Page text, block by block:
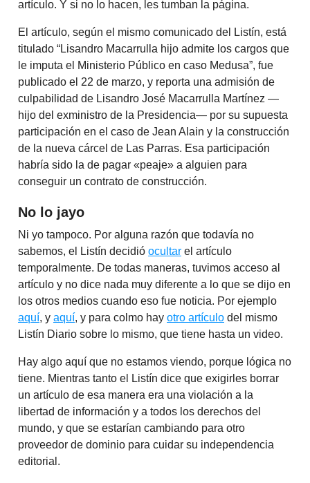
artículo. Y si no lo hacen, les tumban la página.
El artículo, según el mismo comunicado del Listín, está
titulado “Lisandro Macarrulla hijo admite los cargos que
le imputa el Ministerio Público en caso Medusa”, fue
publicado el 22 de marzo, y reporta una admisión de
culpabilidad de Lisandro José Macarrulla Martínez —
hijo del exministro de la Presidencia— por su supuesta
participación en el caso de Jean Alain y la construcción
de la nueva cárcel de Las Parras. Esa participación
habría sido la de pagar «peaje» a alguien para
conseguir un contrato de construcción.
No lo jayo
Ni yo tampoco. Por alguna razón que todavía no
sabemos, el Listín decidió ocultar el artículo
temporalmente. De todas maneras, tuvimos acceso al
artículo y no dice nada muy diferente a lo que se dijo en
los otros medios cuando eso fue noticia. Por ejemplo
aquí, y aquí, y para colmo hay otro artículo del mismo
Listín Diario sobre lo mismo, que tiene hasta un video.
Hay algo aquí que no estamos viendo, porque lógica no
tiene. Mientras tanto el Listín dice que exigirles borrar
un artículo de esa manera era una violación a la
libertad de información y a todos los derechos del
mundo, y que se estarían cambiando para otro
proveedor de dominio para cuidar su independencia
editorial.